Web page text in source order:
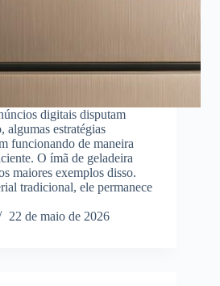
digitais disputam
algumas estratégias
funcionando de maneira
O ímã de geladeira
maiores exemplos disso.
tradicional, ele permanece
22 de maio de 2026